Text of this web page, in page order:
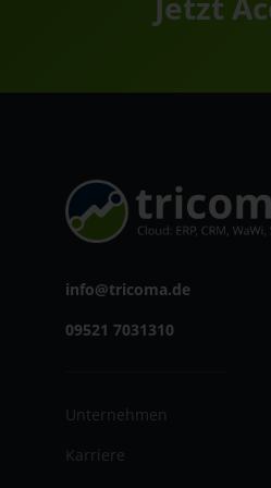
info@tricoma.de
09521 7031310
Unternehmen
Karriere